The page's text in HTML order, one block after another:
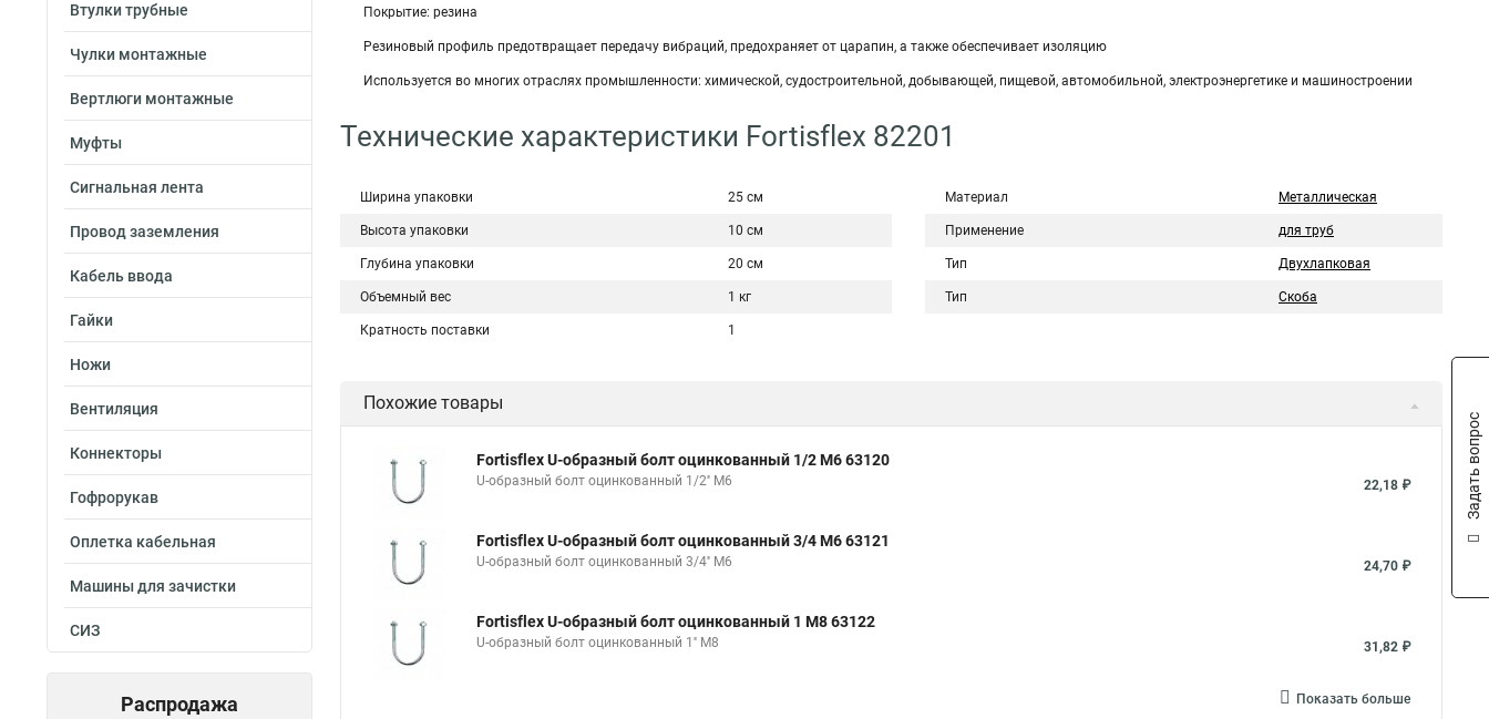
Втулки трубные
Чулки монтажные
Вертлюги монтажные
Муфты
Сигнальная лента
Провод заземления
Кабель ввода
Гайки
Ножи
Вентиляция
Коннекторы
Гофрорукав
Оплетка кабельная
Машины для зачистки
СИЗ
Распродажа
Покрытие: резина
Резиновый профиль предотвращает передачу вибраций, предохраняет от царапин, а также обеспечивает изоляцию
Используется во многих отраслях промышленности: химической, судостроительной, добывающей, пищевой, автомобильной, электроэнергетике и машиностроении
Технические характеристики Fortisflex 82201
Ширина упаковки 25 см
Высота упаковки 10 см
Глубина упаковки 20 см
Объемный вес 1 кг
Кратность поставки 1
Материал Металлическая
Применение для труб
Тип Двухлапковая
Тип Скоба
Похожие товары
Fortisflex U-образный болт оцинкованный 1/2 М6 63120
U-образный болт оцинкованный 1/2'' М6 22,18 ₽
Fortisflex U-образный болт оцинкованный 3/4 М6 63121
U-образный болт оцинкованный 3/4'' М6 24,70 ₽
Fortisflex U-образный болт оцинкованный 1 М8 63122
U-образный болт оцинкованный 1'' М8 31,82 ₽
Показать больше
Задать вопрос